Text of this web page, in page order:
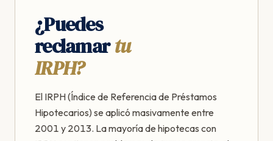
¿Puedes
reclamartu
IRPH?
El IRPH (Índice de Referencia de Préstamos
Hipotecarios) se aplicó masivamente entre
2001 y 2013. La mayoría de hipotecas con